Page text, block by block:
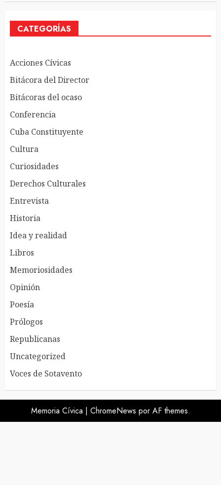
CATEGORÍAS
Acciones Cívicas
Bitácora del Director
Bitácoras del ocaso
Conferencia
Cuba Constituyente
Cultura
Curiosidades
Derechos Culturales
Entrevista
Historia
Idea y realidad
Libros
Memoriosidades
Opinión
Poesía
Prólogos
Republicanas
Uncategorized
Voces de Sotavento
Memoria Cívica | ChromeNews por AF themes.